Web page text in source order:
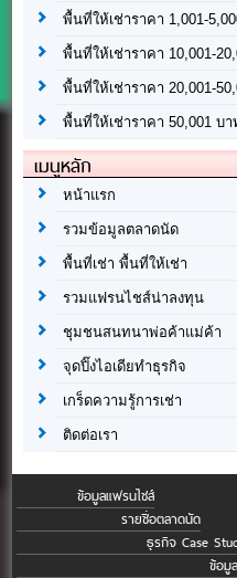
พื้นที่ให้เช่าราคา 1,001-
พื้นที่ให้เช่าราคา 10,001-
พื้นที่ให้เช่าราคา 20,001-
พื้นที่ให้เช่าราคา 50,001 บ
เมนูหลัก
หน้าแรก
รวมข้อมูลตลาดนัด
พื้นที่เช่า พื้นที่ให้เช่า
รวมแฟรนไชส์น่าลงทุน
ชุมชนสนทนาพ่อค้าแม่ค้า
จุดปิ๊งไอเดียทำธุรกิจ
เกร็ดความรู้การเช่า
ติดต่อเรา
ข้อมูลแฟรนไชส์
รายชื่อตลาดนัด
ธุรกิจ Case
ข้อมู